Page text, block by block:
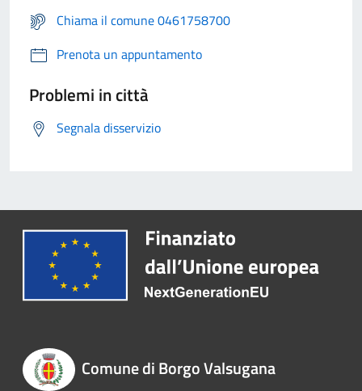
Chiama il comune 0461758700
Prenota un appuntamento
Problemi in città
Segnala disservizio
Comune di Borgo Valsugana